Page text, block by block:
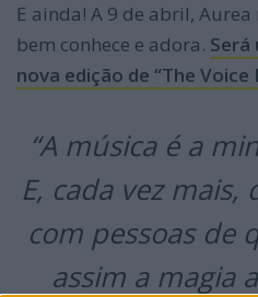
E ainda! A 9 de abril,
bem conhece e adora. Será
nova edição de “The Voice
“A música é a
E, cada vez
com pessoas de
assim a magia